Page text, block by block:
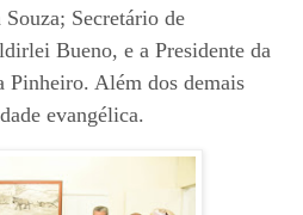
Secretário de
Bueno, e a Presidente da
Pinheiro. Além dos demais
evangélica.